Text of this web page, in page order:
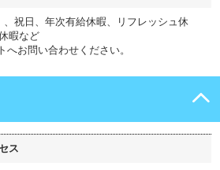
祝日、年次有給休暇、リフレッシュ休
暇など
お問い合わせください。
ス